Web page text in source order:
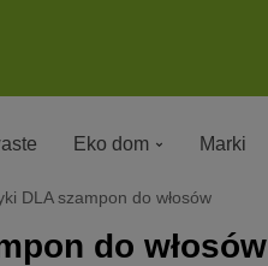
Eko dom Marki
DLA szampon do włosów
do włosów